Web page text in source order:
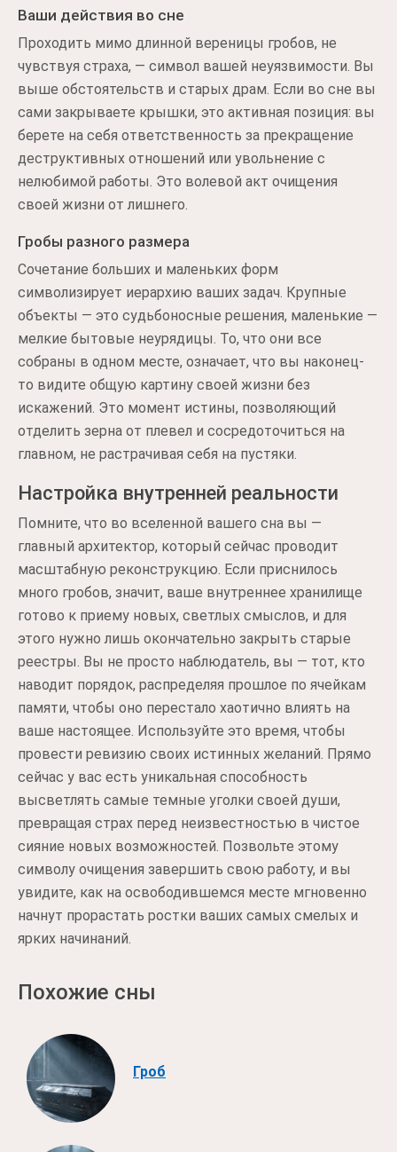
Ваши действия во сне
Проходить мимо длинной вереницы гробов, не
чувствуя страха, — символ вашей неуязвимости. Вы
выше обстоятельств и старых драм. Если во сне вы
сами закрываете крышки, это активная позиция: вы
берете на себя ответственность за прекращение
деструктивных отношений или увольнение с
нелюбимой работы. Это волевой акт очищения
своей жизни от лишнего.
Гробы разного размера
Сочетание больших и маленьких форм
символизирует иерархию ваших задач. Крупные
объекты — это судьбоносные решения, маленькие —
мелкие бытовые неурядицы. То, что они все
собраны в одном месте, означает, что вы наконец-
то видите общую картину своей жизни без
искажений. Это момент истины, позволяющий
отделить зерна от плевел и сосредоточиться на
главном, не растрачивая себя на пустяки.
Настройка внутренней реальности
Помните, что во вселенной вашего сна вы —
главный архитектор, который сейчас проводит
масштабную реконструкцию. Если приснилось
много гробов, значит, ваше внутреннее хранилище
готово к приему новых, светлых смыслов, и для
этого нужно лишь окончательно закрыть старые
реестры. Вы не просто наблюдатель, вы — тот, кто
наводит порядок, распределяя прошлое по ячейкам
памяти, чтобы оно перестало хаотично влиять на
ваше настоящее. Используйте это время, чтобы
провести ревизию своих истинных желаний. Прямо
сейчас у вас есть уникальная способность
высветлять самые темные уголки своей души,
превращая страх перед неизвестностью в чистое
сияние новых возможностей. Позвольте этому
символу очищения завершить свою работу, и вы
увидите, как на освободившемся месте мгновенно
начнут прорастать ростки ваших самых смелых и
ярких начинаний.
Похожие сны
Гроб